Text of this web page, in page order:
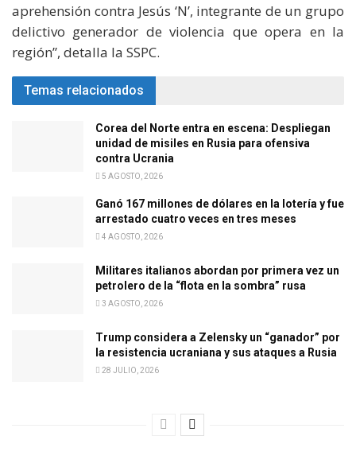
aprehensión contra Jesús ‘N’, integrante de un grupo
delictivo generador de violencia que opera en la
región”, detalla la SSPC.
Temas relacionados
Corea del Norte entra en escena: Despliegan
unidad de misiles en Rusia para ofensiva
contra Ucrania
5 AGOSTO, 2026
Ganó 167 millones de dólares en la lotería y fue
arrestado cuatro veces en tres meses
4 AGOSTO, 2026
Militares italianos abordan por primera vez un
petrolero de la “flota en la sombra” rusa
3 AGOSTO, 2026
Trump considera a Zelensky un “ganador” por
la resistencia ucraniana y sus ataques a Rusia
28 JULIO, 2026